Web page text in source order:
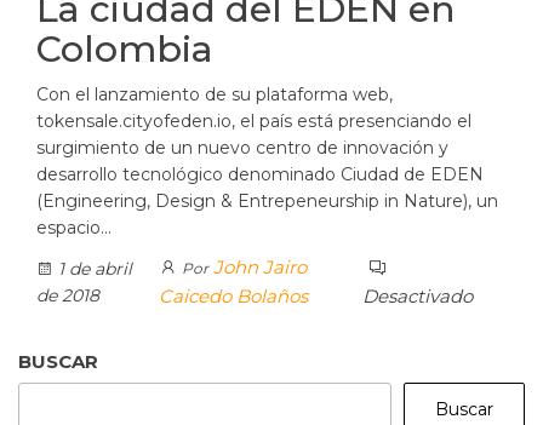
Colombia
Con el lanzamiento de su plataforma web,
tokensale.cityofeden.io, el país está presenciando el
surgimiento de un nuevo centro de innovación y
desarrollo tecnológico denominado Ciudad de EDEN
(Engineering, Design & Entrepeneurship in Nature), un
espacio…
1 de abril
de 2018
Por John Jairo
Caicedo Bolaños
Desactivado
BUSCAR
Buscar